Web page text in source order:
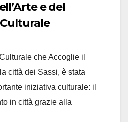
e del
che Accoglie il
città dei Sassi, è stata
iniziativa culturale: il
in città grazie alla